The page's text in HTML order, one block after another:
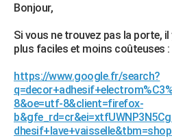
Bonjour,
Si vous ne trouvez pas la porte,
plus faciles et moins coûteuses :
https://www.google.fr/search?
8&oe=utf-8&client=firefox-